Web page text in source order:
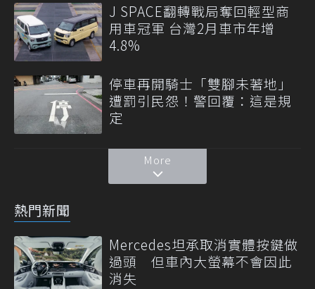
J SPACE翻轉戰局奪回輕型商
用車冠軍 台灣2月車市年增
4.8%
停車再開騎士「雙腳未著地」
遭罰引民怨！警回覆：這是規
定
More
熱門新聞
Mercedes坦承取消實體按鍵做
過頭 但車內大螢幕不會因此
消失